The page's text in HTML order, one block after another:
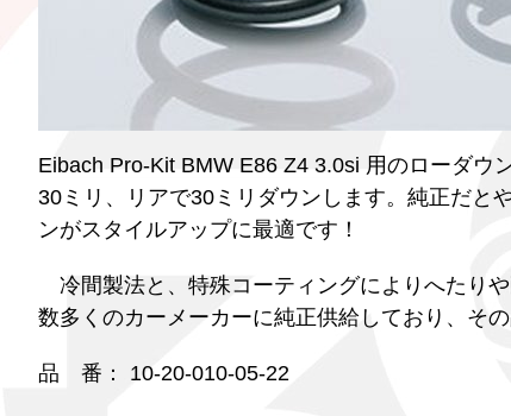
Eibach Pro-Kit BMW E86 Z4 3.0si 用のローダウ
30ミリ、リアで30ミリダウンします。純正だと
ンがスタイルアップに最適です！
冷間製法と、特殊コーティングによりへたり
数多くのカーメーカーに純正供給しており、そ
品 番： 10-20-010-05-22